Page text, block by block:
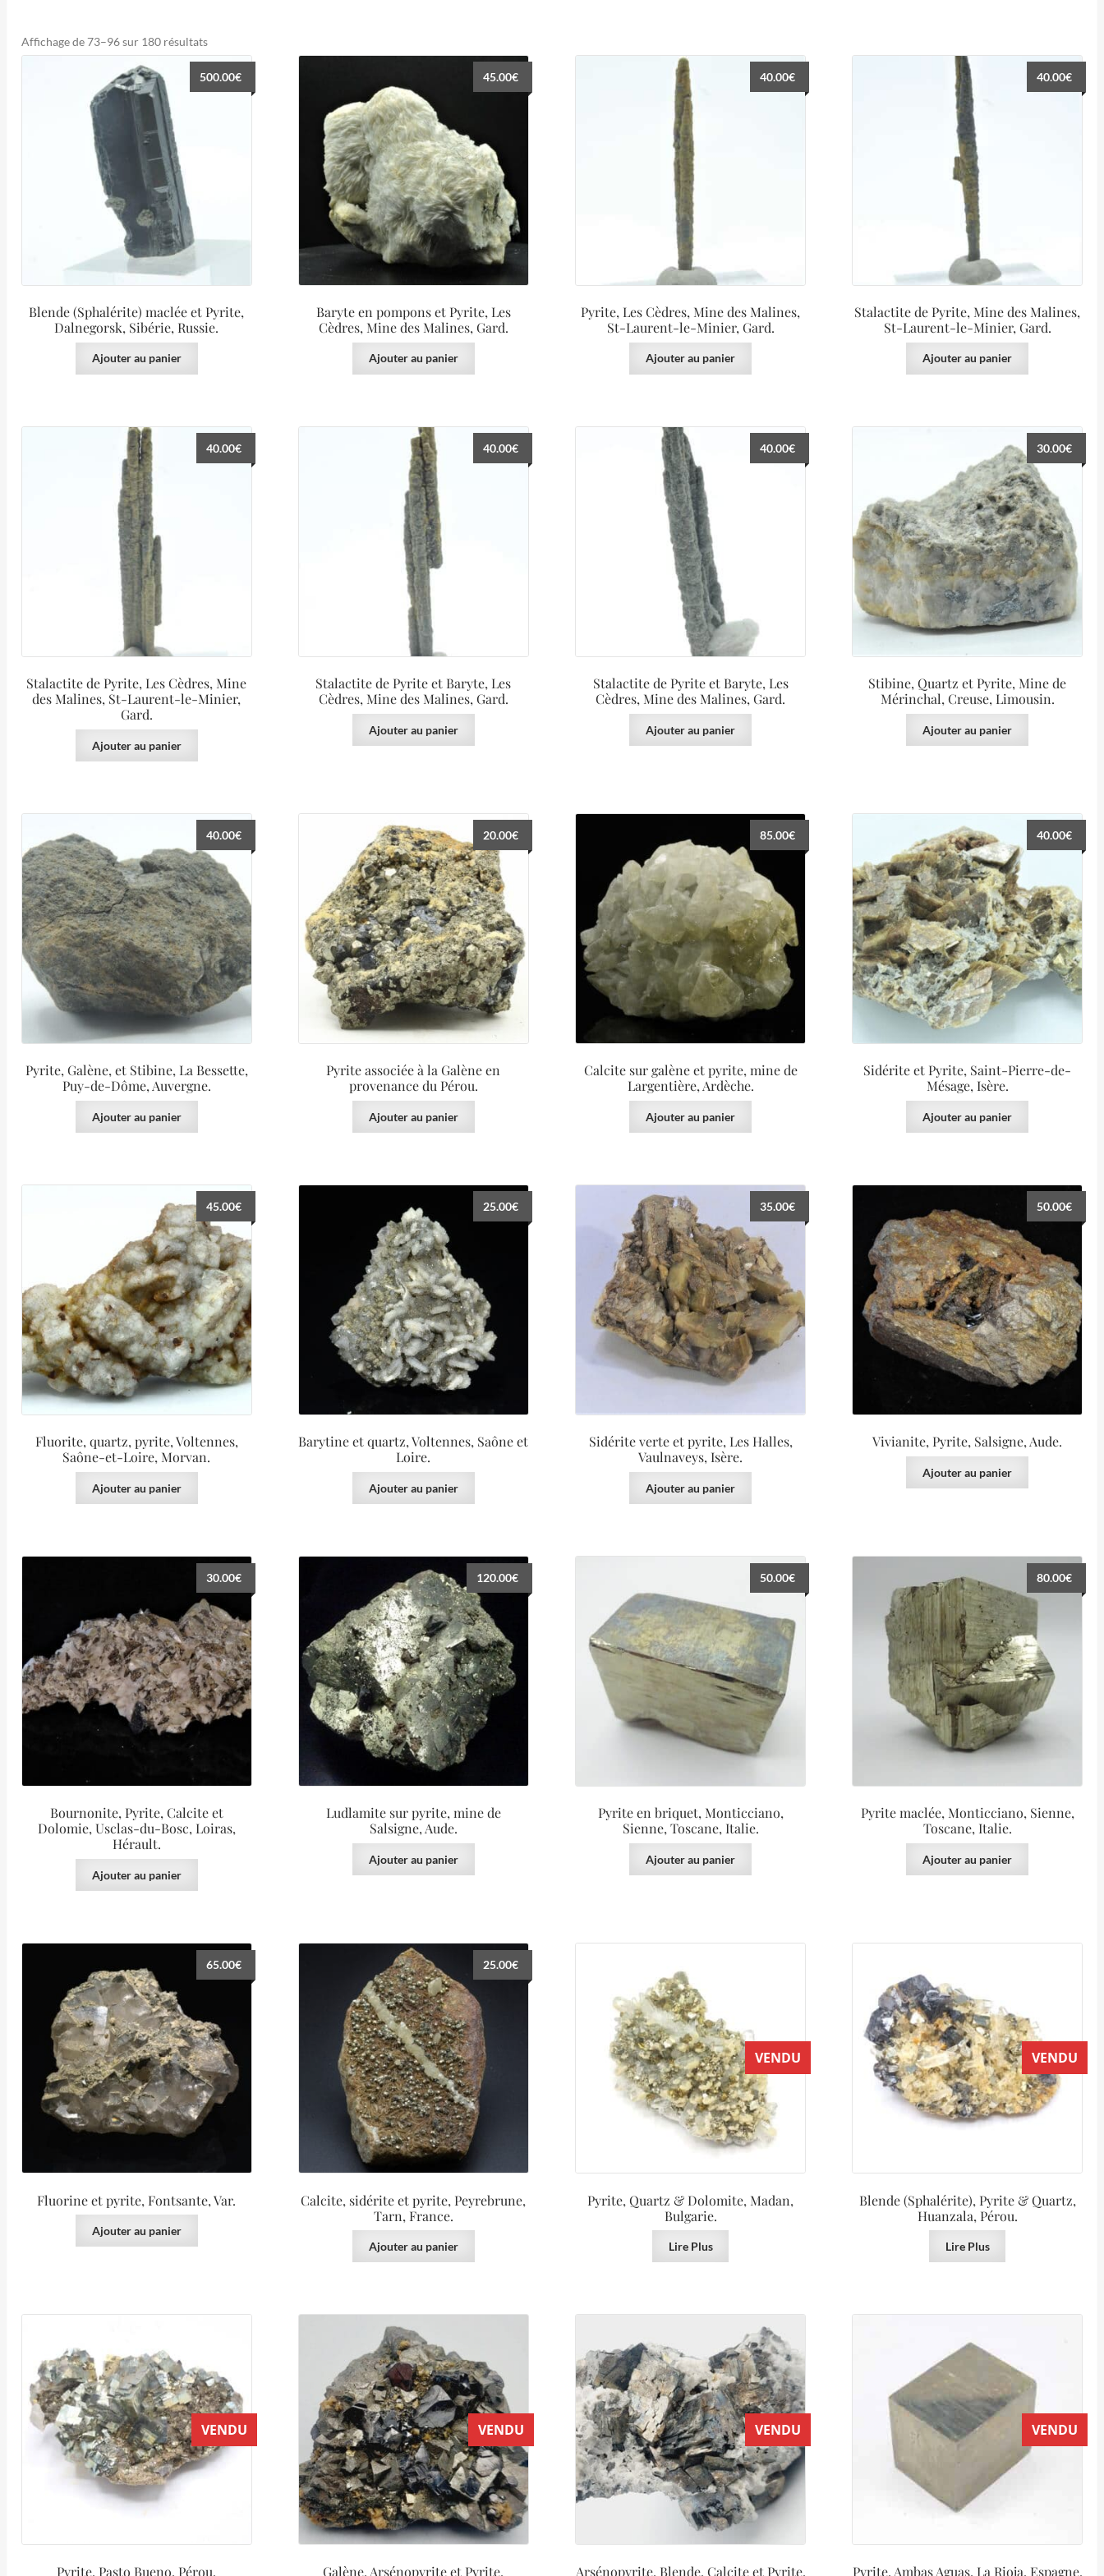
Affichage de 73–96 sur 180 résultatsTrié
du
plus
récent
Blende (Sphalérite) maclée et Pyrite,
Dalnegorsk, Sibérie, Russie.
500.00€
Ajouter au panier
Baryte en pompons et Pyrite, Les
Cèdres, Mine des Malines, Gard.
45.00€
Ajouter au panier
Pyrite, Les Cèdres, Mine des Malines,
St-Laurent-le-Minier, Gard.
40.00€
Ajouter au panier
Stalactite de Pyrite, Mine des Malines,
St-Laurent-le-Minier, Gard.
40.00€
Ajouter au panier
Stalactite de Pyrite, Les Cèdres, Mine
des Malines, St-Laurent-le-Minier,
Gard.
40.00€
Ajouter au panier
Stalactite de Pyrite et Baryte, Les
Cèdres, Mine des Malines, Gard.
40.00€
Ajouter au panier
Stalactite de Pyrite et Baryte, Les
Cèdres, Mine des Malines, Gard.
40.00€
Ajouter au panier
Stibine, Quartz et Pyrite, Mine de
Mérinchal, Creuse, Limousin.
30.00€
Ajouter au panier
Pyrite, Galène, et Stibine, La Bessette,
Puy-de-Dôme, Auvergne.
40.00€
Ajouter au panier
Pyrite associée à la Galène en
provenance du Pérou.
20.00€
Ajouter au panier
Calcite sur galène et pyrite, mine de
Largentière, Ardèche.
85.00€
Ajouter au panier
Sidérite et Pyrite, Saint-Pierre-de-
Mésage, Isère.
40.00€
Ajouter au panier
Fluorite, quartz, pyrite, Voltennes,
Saône-et-Loire, Morvan.
45.00€
Ajouter au panier
Barytine et quartz, Voltennes, Saône et
Loire.
25.00€
Ajouter au panier
Sidérite verte et pyrite, Les Halles,
Vaulnaveys, Isère.
35.00€
Ajouter au panier
Vivianite, Pyrite, Salsigne, Aude.
50.00€
Ajouter au panier
Bournonite, Pyrite, Calcite et
Dolomie, Usclas-du-Bosc, Loiras,
Hérault.
30.00€
Ajouter au panier
Ludlamite sur pyrite, mine de
Salsigne, Aude.
120.00€
Ajouter au panier
Pyrite en briquet, Monticciano,
Sienne, Toscane, Italie.
50.00€
Ajouter au panier
Pyrite maclée, Monticciano, Sienne,
Toscane, Italie.
80.00€
Ajouter au panier
Fluorine et pyrite, Fontsante, Var.
65.00€
Ajouter au panier
Calcite, sidérite et pyrite, Peyrebrune,
Tarn, France.
25.00€
Ajouter au panier
VENDU
Pyrite, Quartz & Dolomite, Madan,
Bulgarie.
Lire Plus
VENDU
Blende (Sphalérite), Pyrite & Quartz,
Huanzala, Pérou.
Lire Plus
VENDU
Pyrite, Pasto Bueno, Pérou.
VENDU
Galène, Arsénopyrite et Pyrite,
VENDU
Arsénopyrite, Blende, Calcite et Pyrite,
VENDU
Pyrite, Ambas Aguas, La Rioja, Espagne.